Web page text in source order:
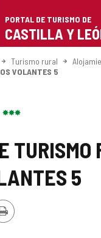
PORTAL DE TURISMO DE
CASTILLA Y
Turismo rural
VOLANTES 5
TURISMO
5
Imprimir